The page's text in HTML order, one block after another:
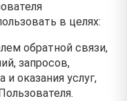
в целях:
обратной связи,
запросов,
оказания услуг,